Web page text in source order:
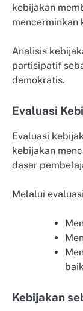
kebijakan
mencerminkan
Analisis
partisipatif
demokratis.
Evaluasi
Evaluasi
kebijakan
dasar
Melalui
Kebijakan